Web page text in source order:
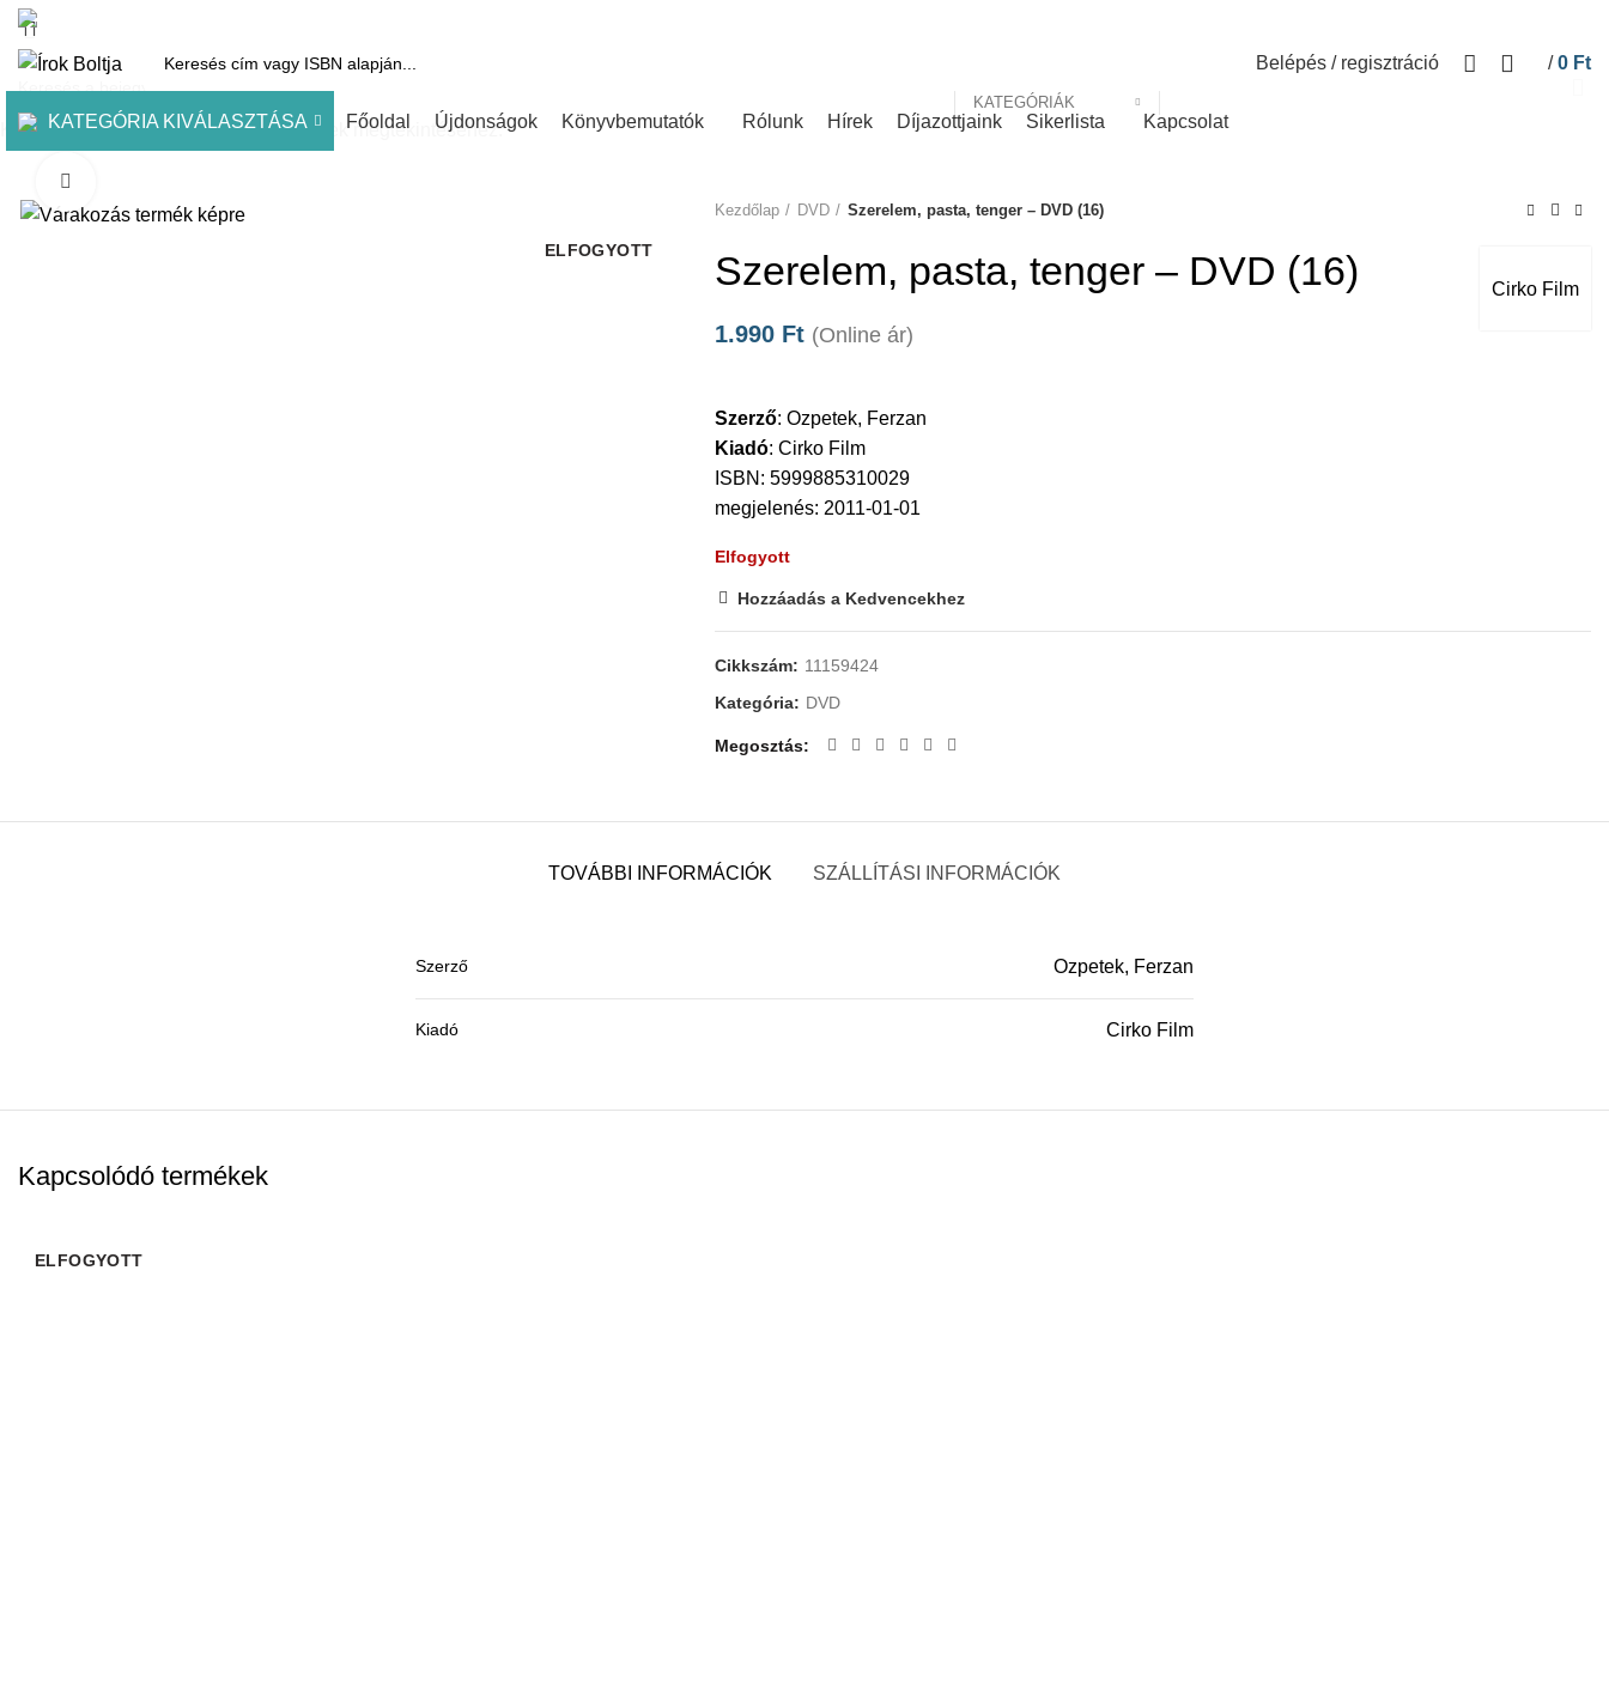
KATEGÓRIÁK
Belépés / regisztráció / 0 Ft
KATEGÓRIA KIVÁLASZTÁSA Főoldal Újdonságok Könyvbemutatók Rólunk Hírek Díjazottjaink Sikerlista Kapcsolat
ELFOGYOTT
Kezdőlap
DVD Szerelem, pasta, tenger – DVD (16)
Cirko Film
Szerelem, pasta, tenger – DVD (16)
1.990 Ft (Online ár)
Szerző:Ozpetek, Ferzan
Kiadó:Cirko Film
ISBN: 5999885310029
megjelenés: 2011-01-01
Elfogyott
Hozzáadás a Kedvencekhez
Cikkszám: 11159424
Kategória: DVD
Megosztás
TOVÁBBI INFORMÁCIÓK SZÁLLÍTÁSI INFORMÁCIÓK
Szerző Ozpetek, Ferzan
Kiadó Cirko Film
Kapcsolódó termékek
ELFOGYOTT
Kezdje el gépelni a keresett bejegyzések megtekintéséhez.